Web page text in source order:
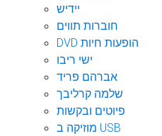
יידיש
חוברות תווים
DVD הופעות חיות
ישי ריבו
אברהם פריד
שלמה קרליבך
פיוטים ובקשות
מוזיקה ב USB